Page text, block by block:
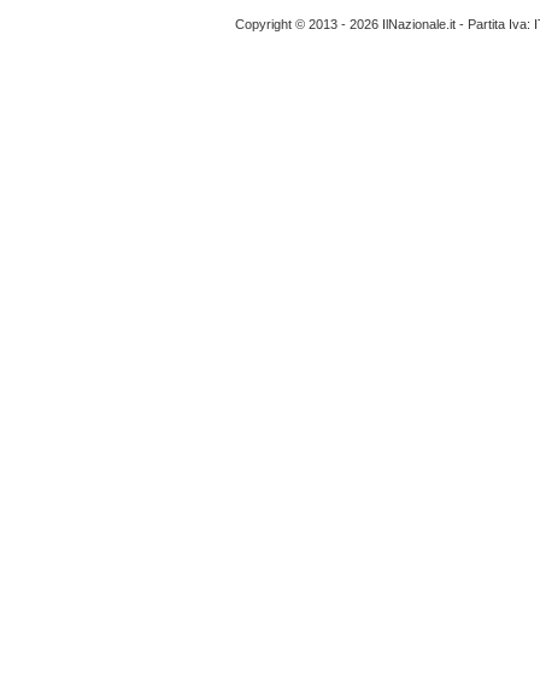
Copyright © 2013 - 2026 IlNazionale.it - Partita Iva: